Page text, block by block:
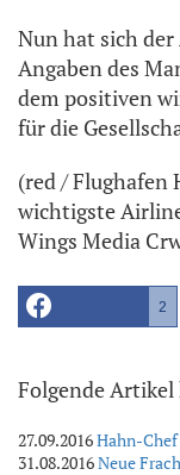
Nun hat sich
Angaben des
dem positiven
für die
(red / Flughafen
wichtigste
Wings Media
2
Folgende
27.09.2016Hahn-
31.08.2016Neue